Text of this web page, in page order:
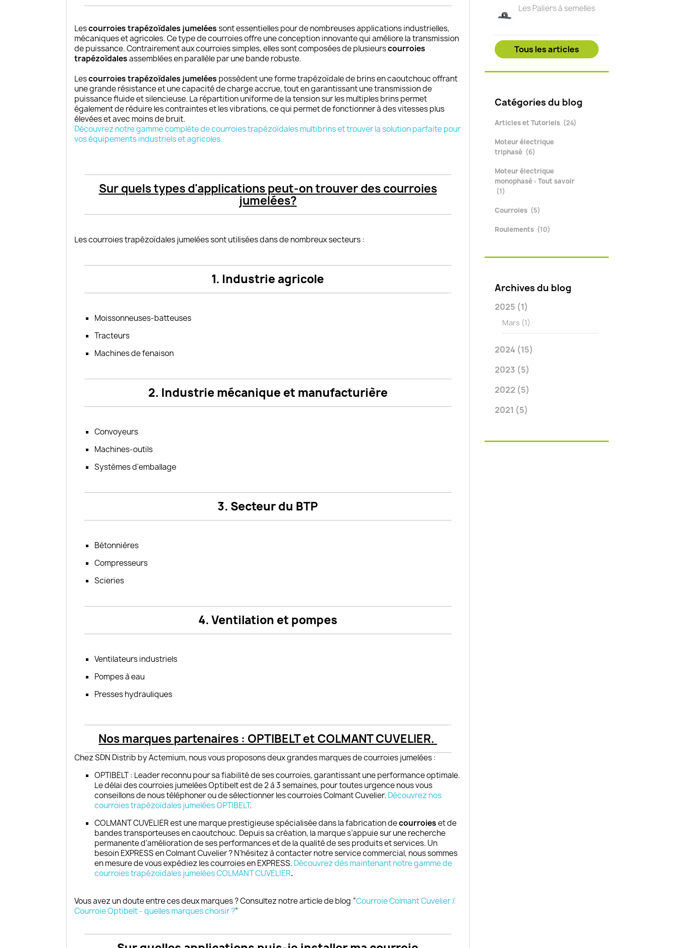
Lescourroies trapézoïdales jumeléessont essentielles pour de nombreuses applications industrielles,
mécaniques et agricoles. Ce type de courroies offre une conception innovante qui améliore la transmission
de puissance. Contrairement aux courroies simples, elles sont composées de plusieurscourroies
trapézoïdalesassemblées en parallèle par une bande robuste.
Lescourroies trapézoïdales jumelées possèdent une forme trapézoïdale de brins en caoutchouc offrant
une grande résistance et une capacité de charge accrue, tout en garantissant une transmission de
puissance fluide et silencieuse. La répartition uniforme de la tension sur les multiples brins permet
également de réduire les contraintes et les vibrations, ce qui permet de fonctionner à des vitesses plus
élevées et avec moins de bruit.
Découvrez notre gamme complète de courroies trapézoïdales multibrins et trouver la solution parfaite pour
vos équipements industriels et agricoles.
Sur quels types d'applications peut-on trouver des courroies
jumelées?
Les courroies trapézoïdales jumelées sont utilisées dans de nombreux secteurs :
1. Industrie agricole
Moissonneuses-batteuses
Tracteurs
Machines de fenaison
2. Industrie mécanique et manufacturière
Convoyeurs
Machines-outils
Systèmes d'emballage
3. Secteur du BTP
Bétonnières
Compresseurs
Scieries
4. Ventilation et pompes
Ventilateurs industriels
Pompes à eau
Presses hydrauliques
Nos marques partenaires : OPTIBELT et COLMANT CUVELIER.
Chez SDN Distrib by Actemium, nous vous proposons deux grandes marques de courroies jumelées :
OPTIBELT : Leader reconnu pour sa fiabilité de ses courroies, garantissant une performance optimale.
Le délai des courroies jumelées Optibelt est de 2 à 3 semaines, pour toutes urgence nous vous
conseillons de nous téléphoner ou de sélectionner les courroies Colmant Cuvelier. Découvrez nos
courroies trapézoïdales jumeléesOPTIBELT.
COLMANT CUVELIER est une marque prestigieuse spécialisée dans la fabrication decourroieset de
bandes transporteuses en caoutchouc. Depuis sa création, la marque s’appuie sur une recherche
permanente d’amélioration de ses performances et de la qualité de ses produits et services. Un
besoin EXPRESS en Colmant Cuvelier ? N'hésitez à contacter notre service commercial, nous sommes
en mesure de vous expédiez les courroies en EXPRESS. Découvrez dès maintenant notre gamme de
courroies trapézoïdales jumeléesCOLMANT CUVELIER.
Vous avez un doute entre ces deux marques ? Consultez notre article de blog “Courroie Colmant Cuvelier /
Courroie Optibelt - quelles marques choisir ?”
Les Paliers à semelles
Tous les articles
Catégories du blog
Articles et Tutoriels (24)
Moteur électrique
triphasé (6)
Moteur électrique
monophasé : Tout savoir
(1)
Courroies (5)
Roulements (10)
Archives du blog
2025 (1)
Mars (1)
2024 (15)
2023 (5)
2022 (5)
2021 (5)